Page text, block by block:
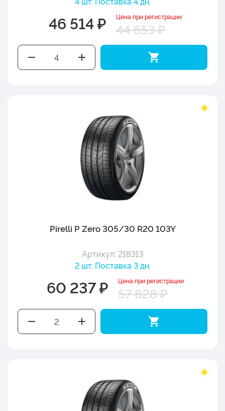
46 514 ₽ Цена при регистрации
44 653 ₽
Pirelli P Zero 305/30 R20 103Y
Артикул: 218313
2 шт. Поставка 3 дн.
60 237 ₽ Цена при регистрации
57 828 ₽